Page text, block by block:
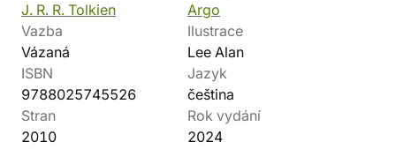
J. R. R. Tolkien
Argo
Vazba
Vázaná
Ilustrace
Lee Alan
ISBN
9788025745526
Jazyk
čeština
Stran
2010
Rok vydání
2024